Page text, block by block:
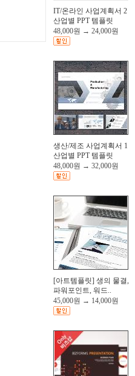
IT/온라인 사업계획서 2
산업별 PPT 템플릿
48,000원 → 24,000원
생산/제조 사업계획서 1
산업별 PPT 템플릿
48,000원 → 32,000원
[아트템플릿] 생의 물결,
파워포인트, 워드..
45,000원 → 14,000원